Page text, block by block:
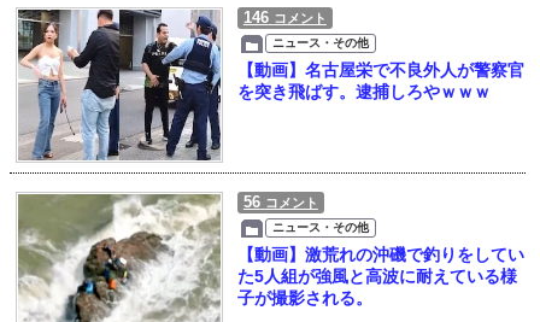
146 コメント
ニュース・その他
【動画】名古屋栄で不良外人が警察官
を突き飛ばす。逮捕しろやｗｗｗ
56 コメント
ニュース・その他
【動画】激荒れの沖磯で釣りをしてい
た5人組が強風と高波に耐えている様
子が撮影される。